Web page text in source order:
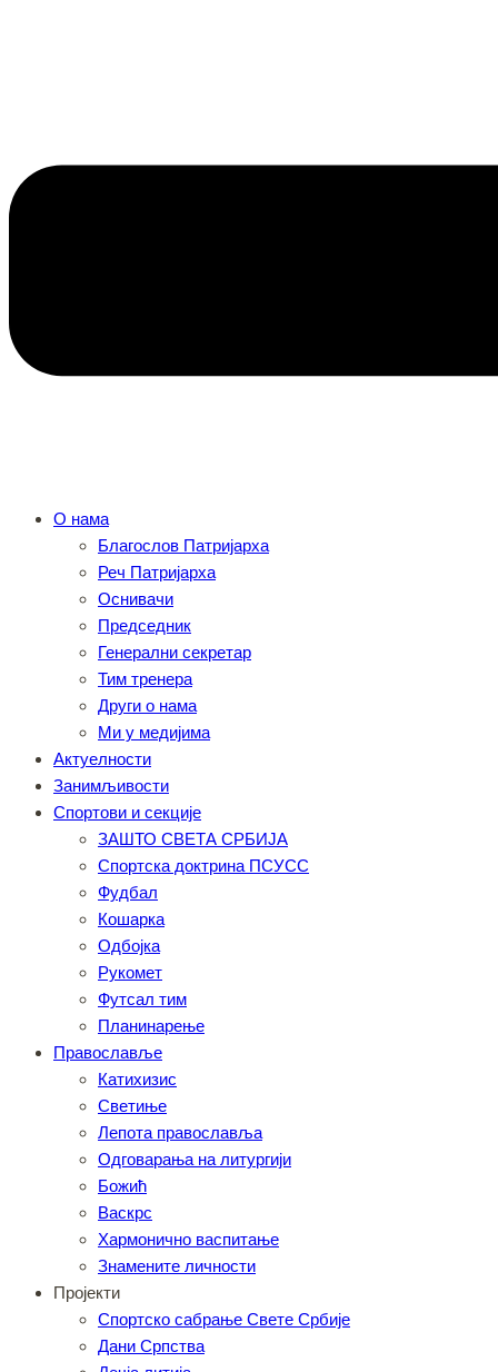
О нама
Благослов Патријарха
Реч Патријарха
Оснивачи
Председник
Генерални секретар
Тим тренера
Други о нама
Ми у медијима
Актуелности
Занимљивости
Спортови и секције
ЗАШТО СВЕТА СРБИЈА
Спортска доктрина ПСУСС
Фудбал
Кошарка
Одбојка
Рукомет
Футсал тим
Планинарење
Православље
Катихизис
Светиње
Лепота православља
Одговарања на литургији
Божић
Васкрс
Хармонично васпитање
Знамените личности
Пројекти
Спортско сабрање Свете Србије
Дани Српства